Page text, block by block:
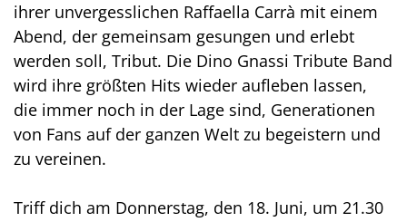
ihrer unvergesslichen Raffaella Carrà mit einem
Abend, der gemeinsam gesungen und erlebt
werden soll, Tribut. Die Dino Gnassi Tribute Band
wird ihre größten Hits wieder aufleben lassen,
die immer noch in der Lage sind, Generationen
von Fans auf der ganzen Welt zu begeistern und
zu vereinen.
Triff dich am Donnerstag, den 18. Juni, um 21.30